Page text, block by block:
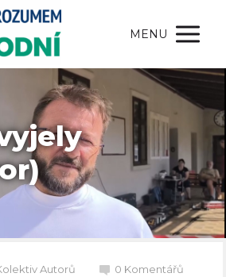
MENU
Autorů 0 Komentářů